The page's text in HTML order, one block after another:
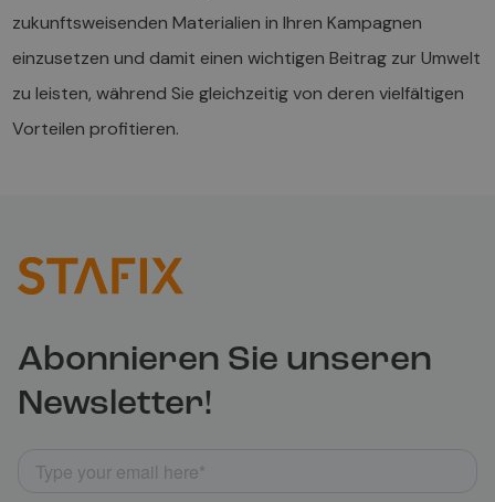
zukunftsweisenden Materialien in Ihren Kampagnen
einzusetzen und damit einen wichtigen Beitrag zur Umwelt
zu leisten, während Sie gleichzeitig von deren vielfältigen
Vorteilen profitieren.
Abonnieren Sie unseren
Newsletter!